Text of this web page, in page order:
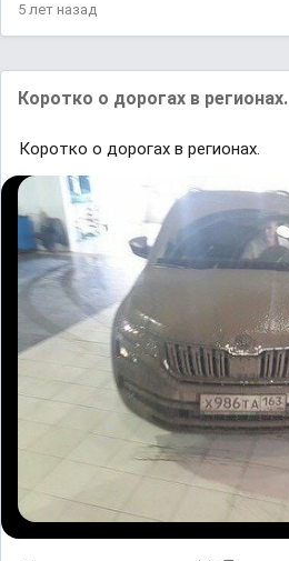
5 лет назад
Коротко о дорогах в регионах.
Коротко о дорогах в регионах.